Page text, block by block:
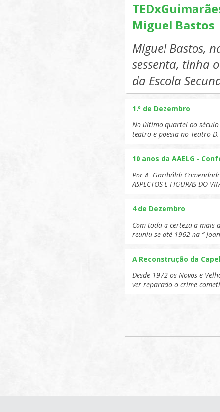
TORRE
Miguel Bastos
Miguel Bastos,
sessenta, tinha
da Escola
1.º de Dezembro
No último quartel do século
teatro e poesia no Teatro
10 anos da AAELG -
Por A. Garibáldi
ASPECTOS E FIGURAS DO
4 de Dezembro
Com toda a certeza a mais
reuniu-se até 1962 na “
A Reconstrução da
Desde 1972 os Novos e
ver reparado o crime